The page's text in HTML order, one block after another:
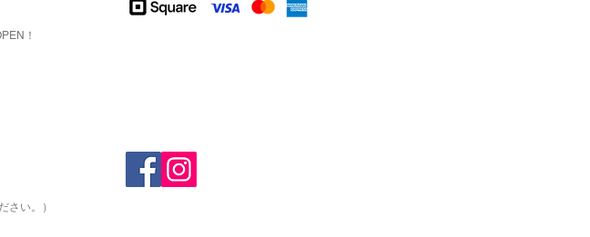
！
さい。）